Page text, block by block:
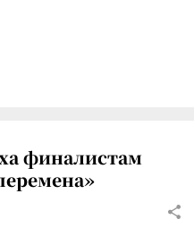
финалистам